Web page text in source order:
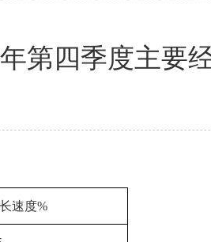
第四季度主要
速度%